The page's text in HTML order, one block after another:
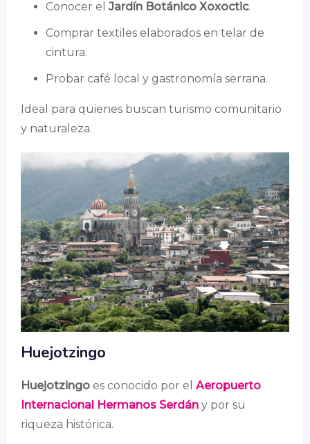
Conocer el Jardín Botánico Xoxoctic.
Comprar textiles elaborados en telar de
cintura.
Probar café local y gastronomía serrana.
Ideal para quienes buscan turismo comunitario
y naturaleza.
Huejotzingo
Huejotzingo es conocido por el Aeropuerto
Internacional Hermanos Serdán y por su
riqueza histórica.